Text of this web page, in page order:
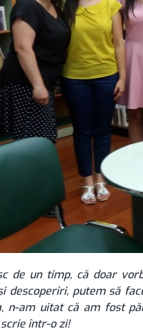
un timp, că doar
descoperiri, putem să
n-am uitat că am fost
într-o zi!